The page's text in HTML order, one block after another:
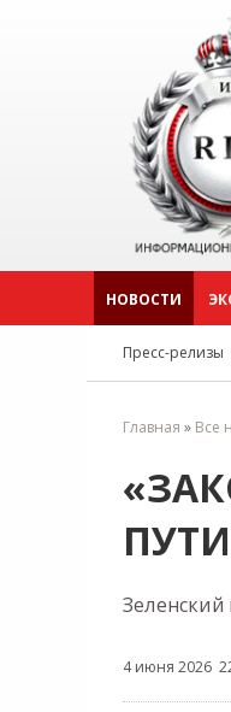
НОВОСТИ
Пресс-релизы
Главная » Все
4 июня 2026